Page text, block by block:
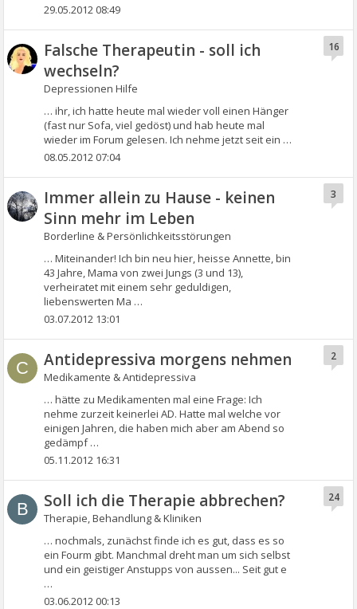
29.05.2012 08:49
Falsche Therapeutin - soll ich
wechseln?
Depressionen Hilfe
… ihr, ich hatte heute mal wieder voll einen Hänger
(fast nur Sofa, viel gedöst) und hab heute mal
wieder im Forum gelesen. Ich nehme jetzt seit ein …
16
08.05.2012 07:04
Immer allein zu Hause - keinen
Sinn mehr im Leben
Borderline & Persönlichkeitsstörungen
… Miteinander! Ich bin neu hier, heisse Annette, bin
43 Jahre, Mama von zwei Jungs (3 und 13),
verheiratet mit einem sehr geduldigen,
liebenswerten Ma …
3
03.07.2012 13:01
C Antidepressiva morgens nehmen
Medikamente & Antidepressiva
… hätte zu Medikamenten mal eine Frage: Ich
nehme zurzeit keinerlei AD. Hatte mal welche vor
einigen Jahren, die haben mich aber am Abend so
gedämpf …
2
05.11.2012 16:31
B Soll ich die Therapie abbrechen?
Therapie, Behandlung & Kliniken
… nochmals, zunächst finde ich es gut, dass es so
ein Fourm gibt. Manchmal dreht man um sich selbst
und ein geistiger Anstupps von aussen... Seit gut e
…
24
03.06.2012 00:13